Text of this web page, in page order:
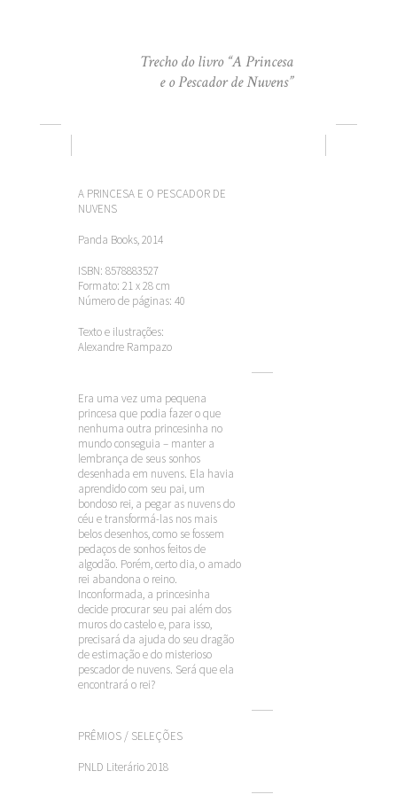
Trecho do livro “A Princesa
e o Pescador de Nuvens”
A PRINCESA E O PESCADOR DE
NUVENS
Panda Books, 2014
ISBN: 8578883527
Formato: 21 x 28 cm
Número de páginas: 40
Texto e ilustrações:
Alexandre Rampazo
Era uma vez uma pequena
princesa que podia fazer o que
nenhuma outra princesinha no
mundo conseguia – manter a
lembrança de seus sonhos
desenhada em nuvens. Ela havia
aprendido com seu pai, um
bondoso rei, a pegar as nuvens do
céu e transformá-las nos mais
belos desenhos, como se fossem
pedaços de sonhos feitos de
algodão. Porém, certo dia, o amado
rei abandona o reino.
Inconformada, a princesinha
decide procurar seu pai além dos
muros do castelo e, para isso,
precisará da ajuda do seu dragão
de estimação e do misterioso
pescador de nuvens. Será que ela
encontrará o rei?
PRÊMIOS / SELEÇÕES
PNLD Literário 2018